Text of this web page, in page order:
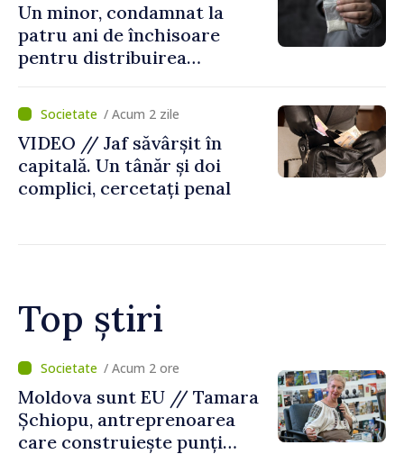
Un minor, condamnat la
patru ani de închisoare
pentru distribuirea
/ Acum 2 zile
VIDEO // Jaf săvârșit în
capitală. Un tânăr și doi
complici, cercetați penal
Top știri
2 ore
EU // Tamara
punți
/ Acum 1
O dronă a
dinspre
explodat la